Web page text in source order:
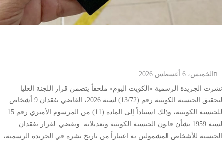
الخميس، 6 أغسطس 2026
نشرت الجريدة الرسمية «الكويت اليوم» ملحقاً يتضمن قرار اللجنة العليا
لتحقيق الجنسية الكويتية رقم (13/72) لسنة 2026، القاضي بفقدان 9 أشخاص
للجنسية الكويتية، وذلك استناداً إلى المادة (11) من المرسوم الأميري رقم 15
لسنة 1959 بشأن قانون الجنسية الكويتية وتعديلاته. ويقضي القرار بفقدان
الجنسية للأشخاص المشمولين به اعتباراً من تاريخ نشره في الجريدة الرسمية،